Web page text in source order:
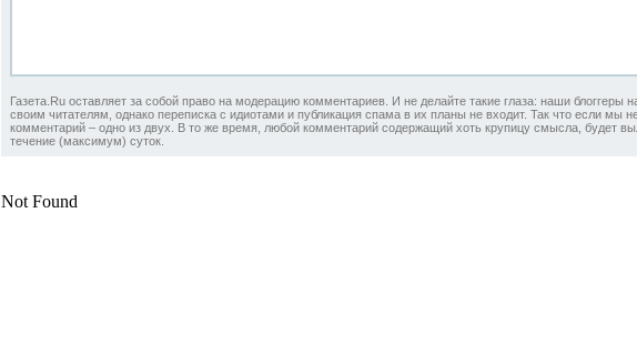
Газета.Ru оставляет за собой право на модерацию комментариев. И не делайте такие глаза: наши блоггеры
своим читателям, однако переписка с идиотами и публикация спама в их планы не входит. Так что если мы
комментарий – одно из двух. В то же время, любой комментарий содержащий хоть крупицу смысла, будет
течение (максимум) суток.
Not Found